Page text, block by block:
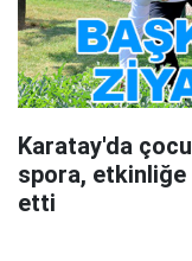
Karatay'da
spora, etkinliğe
etti